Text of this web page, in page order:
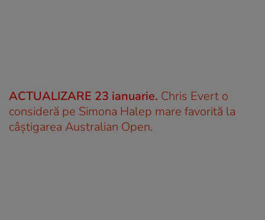
ACTUALIZARE 23 ianuarie. Chris Evert o
consideră pe Simona Halep mare favorită la
câștigarea Australian Open.